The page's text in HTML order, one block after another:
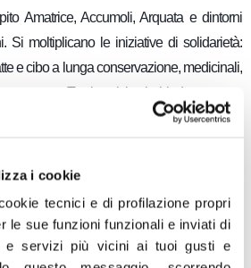
i cookie
tecnici e di profilazione propri
le sue funzioni funzionali e inviati di
e servizi più vicini ai tuoi gusti e
Amatrice, Accumoli, Arquata e dintorni
Si moltiplicano le iniziative di solidarietà:
e cibo a lunga conservazione, medicinali,
ecc.. Tanti amici mi chiedono come
anche un piccolo aiuto simbolico. A
prima necessità a Piazza Mazzini: chi vuole
cittadina di Fratelli d’Italia (via Baldassarre